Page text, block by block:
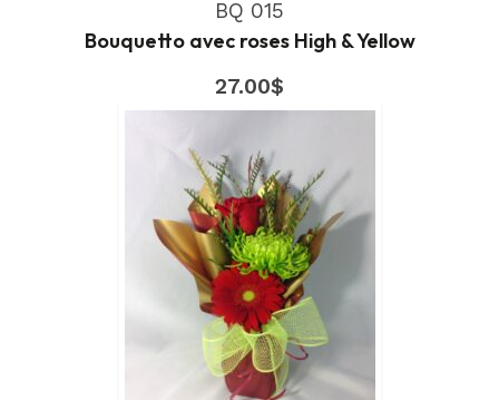
BQ 015
Bouquetto avec roses High & Yellow
27.00$